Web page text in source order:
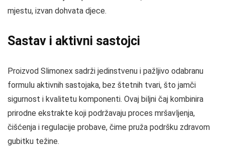
mjestu, izvan dohvata djece.
Sastav i aktivni sastojci
Proizvod Slimonex sadrži jedinstvenu i pažljivo odabranu
formulu aktivnih sastojaka, bez štetnih tvari, što jamči
sigurnost i kvalitetu komponenti. Ovaj biljni čaj kombinira
prirodne ekstrakte koji podržavaju proces mršavljenja,
čišćenja i regulacije probave, čime pruža podršku zdravom
gubitku težine.